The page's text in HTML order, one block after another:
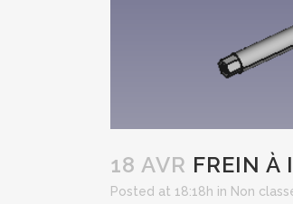
18 AVR FREIN À
Posted at 18:18h in Non